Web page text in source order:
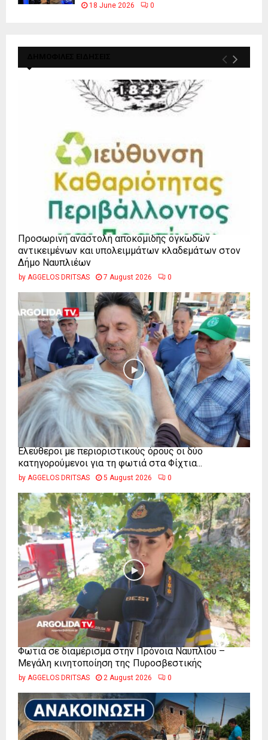
18 June 2026 0
Προσωρινή αναστολή αποκομιδής ογκωδών
αντικειμένων και υπολειμμάτων κλαδεμάτων στον
Δήμο Ναυπλιέων
by AGGELOS DRITSAS 7 August 2026 0
Ελεύθεροι με περιοριστικούς όρους οι δύο
κατηγορούμενοι για τη φωτιά στα Φίχτια...
by AGGELOS DRITSAS 5 August 2026 0
Φωτιά σε διαμέρισμα στην Πρόνοια Ναυπλίου –
Μεγάλη κινητοποίηση της Πυροσβεστικής
by AGGELOS DRITSAS 2 August 2026 0